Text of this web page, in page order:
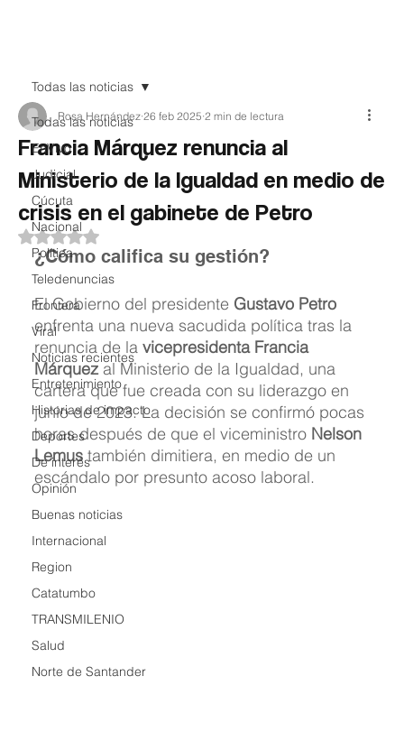
Todas las noticias
EnVivo
Judicial
Cúcuta
Nacional
Política
Teledenuncias
Frontera
Viral
Noticias recientes
Entretenimiento
Historias de impacto
Deportes
De interés
Opinión
Buenas noticias
Internacional
Region
Catatumbo
TRANSMILENIO
Salud
Norte de Santander
Todas las noticias
Francia Márquez renuncia al
Ministerio de la Igualdad en medio de
crisis en el gabinete de Petro
Rosa Hernández 26 feb 2025 2 min de lectura
Obtuvo NaN de 5 estrellas.
¿Cómo califica su gestión?
El Gobierno del presidente Gustavo Petro
enfrenta una nueva sacudida política tras la
renuncia de la vicepresidenta Francia
Márquez al Ministerio de la Igualdad, una
cartera que fue creada con su liderazgo en
junio de 2023. La decisión se confirmó pocas
horas después de que el viceministro Nelson
Lemus también dimitiera, en medio de un
escándalo por presunto acoso laboral.